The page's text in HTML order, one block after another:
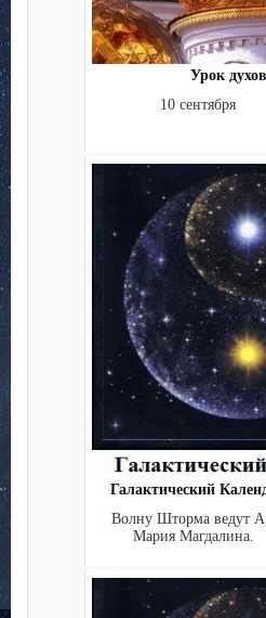
Урок
10
Галактический
Волну Шторма ведут
Мария